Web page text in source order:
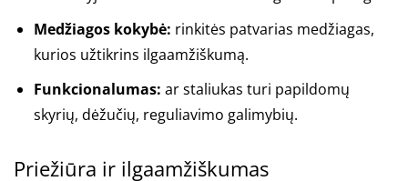
Medžiagos kokybė: rinkitės patvarias medžiagas,
kurios užtikrins ilgaamžiškumą.
Funkcionalumas: ar staliukas turi papildomų
skyrių, dėžučių, reguliavimo galimybių.
Priežiūra ir ilgaamžiškumas